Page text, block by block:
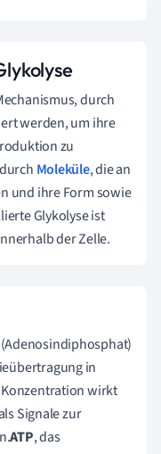
durch
werden, um ihre
zu
Moleküle, die an
und ihre Form sowie
Glykolyse ist
der Zelle.
in
wirkt
Signale zur
ATP, das